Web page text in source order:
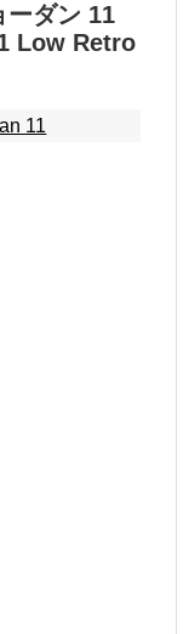
ーダン 11
Low Retro
11